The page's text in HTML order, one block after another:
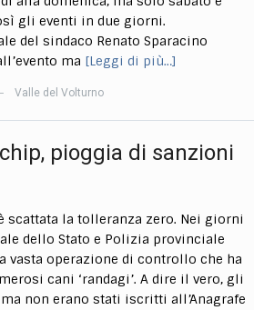
gli eventi in due giorni.
del sindaco Renato Sparacino
ma [Leggi di più…]
Valle del Volturno
pioggia di sanzioni
scattata la tolleranza zero. Nei giorni
dello Stato e Polizia provinciale
vasta operazione di controllo che ha
cani ‘randagi’. A dire il vero, gli
non erano stati iscritti all’Anagrafe